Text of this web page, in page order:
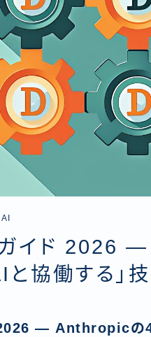
AI
イド 2026
と協働する」
— Anthropicの